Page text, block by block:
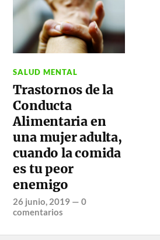
SALUD MENTAL
Trastornos de la
Conducta
Alimentaria en
una mujer adulta,
cuando la comida
es tu peor
enemigo
26 junio, 2019 —0
comentarios